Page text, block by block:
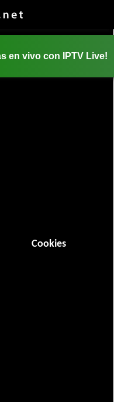
Cookies
en vivo con IPTV Live!
USA
de películas
nosotros